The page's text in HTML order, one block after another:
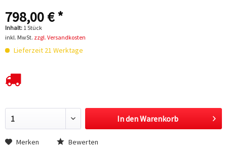
798,00 € *
Inhalt: 1 Stück
inkl. MwSt. zzgl. Versandkosten
Lieferzeit 21 Werktage
In denWarenkorb
Merken Bewerten